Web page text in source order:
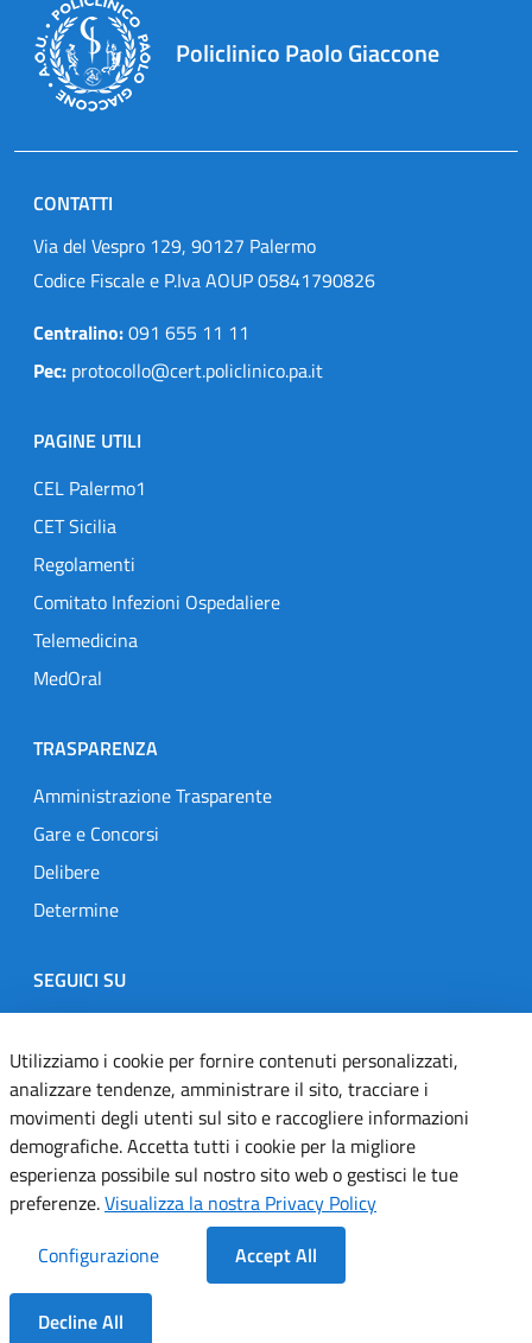
Policlinico Paolo Giaccone
CONTATTI
Via del Vespro 129, 90127 Palermo
Codice Fiscale e P.Iva AOUP 05841790826
Centralino:091 655 11 11
Pec: protocollo@cert.policlinico.pa.it
PAGINE UTILI
CEL Palermo1
CET Sicilia
Regolamenti
Comitato Infezioni Ospedaliere
Telemedicina
MedOral
TRASPARENZA
Amministrazione Trasparente
Gare e Concorsi
Delibere
Determine
SEGUICI SU
Designers Italia
TwitterInstagramYoutubeLinkedin
Dichiarazione di accessibilità
Informativa cookie
Note legali
Servizi Applicativi
Utilizziamo i cookie per fornire contenuti personalizzati,
analizzare tendenze, amministrare il sito, tracciare i
movimenti degli utenti sul sito e raccogliere informazioni
demografiche. Accetta tutti i cookie per la migliore
esperienza possibile sul nostro sito web o gestisci le tue
preferenze.Visualizza la nostra Privacy Policy
Configurazione
Accept All
Decline All